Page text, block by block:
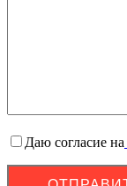
Даю согласие на